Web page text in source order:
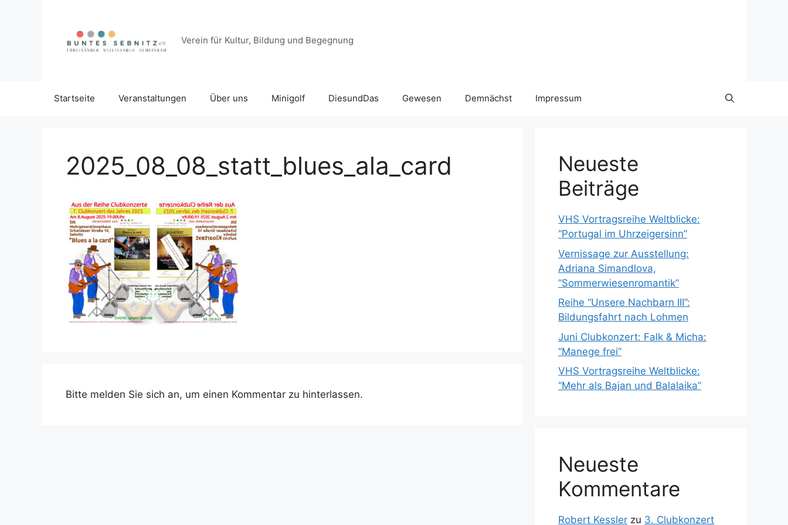
Verein für Kultur, Bildung und Begegnung
Startseite Veranstaltungen Über uns Minigolf DiesundDas Gewesen Demnächst Impressum
2025_08_08_statt_blues_ala_card
Bitte melden Sie sich an, um einen Kommentar zu hinterlassen.
Neueste
Beiträge
VHS Vortragsreihe Weltblicke:
“Portugal im Uhrzeigersinn”
Vernissage zur Ausstellung:
Adriana Simandlova,
“Sommerwiesenromantik”
Reihe “Unsere Nachbarn III”:
Bildungsfahrt nach Lohmen
Juni Clubkonzert: Falk & Micha:
“Manege frei”
VHS Vortragsreihe Weltblicke:
“Mehr als Bajan und Balalaika”
Neueste
Kommentare
Robert Kessler zu 3. Clubkonzert